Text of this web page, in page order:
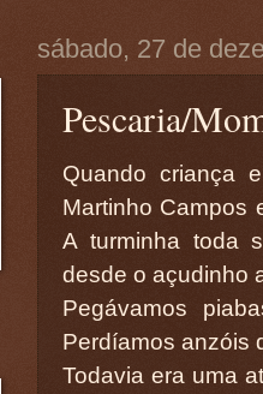
sábado, 27 de
Pescaria/
Quando criança
Martinho Campos
A turminha toda
desde o açudinho
Pegávamos
Perdíamos anzóis
Todavia era uma